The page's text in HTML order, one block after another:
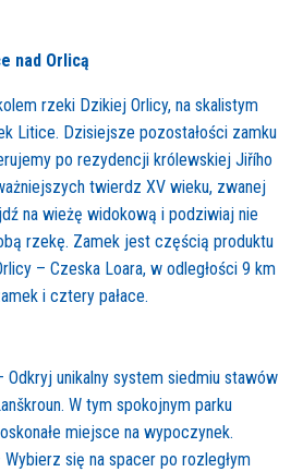
nad Orlicą
rzeki Dzikiej Orlicy, na skalistym
Litice. Dzisiejsze pozostałości zamku
po rezydencji królewskiej Jiřího
twierdz XV wieku, zwanej
na wieżę widokową i podziwiaj nie
rzekę. Zamek jest częścią produktu
– Czeska Loara, w odległości 9 km
i cztery pałace.
Odkryj unikalny system siedmiu stawów
W tym spokojnym parku
miejsce na wypoczynek.
Wybierz się na spacer po rozległym